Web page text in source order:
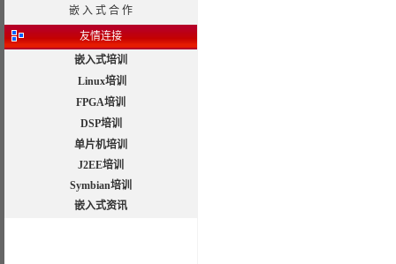
嵌 入 式 合 作
友情连接
嵌入式培训
Linux培训
FPGA培训
DSP培训
单片机培训
J2EE培训
Symbian培训
嵌入式资讯